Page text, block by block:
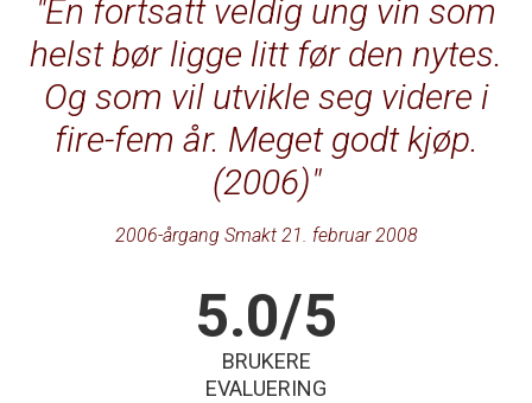
En fortsatt veldig ung vin som
helst bør ligge litt før den nytes.
Og som vil utvikle seg videre i
fire-fem år. Meget godt kjøp.
(2006)
2006-årgang Smakt 21. februar 2008
5.0/5
BRUKERE
EVALUERING